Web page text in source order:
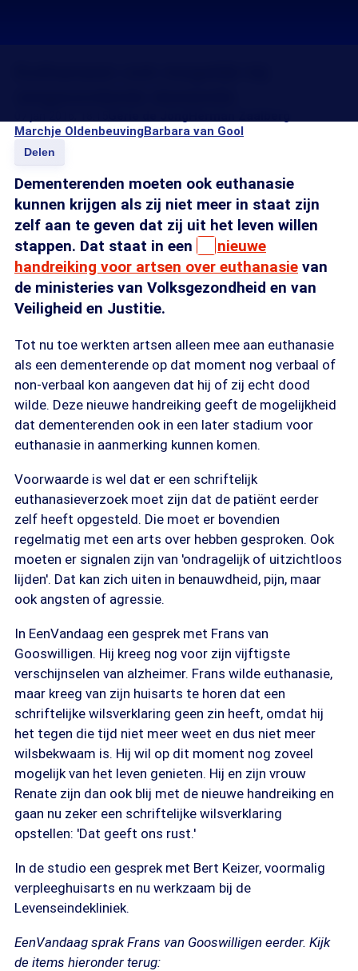
Marchje OldenbeuvingBarbara van Gool
Delen
Dementerenden moeten ook euthanasie
kunnen krijgen als zij niet meer in staat zijn
zelf aan te geven dat zij uit het leven willen
stappen. Dat staat in een
nieuwe
handreiking voor artsen over euthanasie van
de ministeries van Volksgezondheid en van
Veiligheid en Justitie.
Tot nu toe werkten artsen alleen mee aan euthanasie
als een dementerende op dat moment nog verbaal of
non-verbaal kon aangeven dat hij of zij echt dood
wilde. Deze nieuwe handreiking geeft de mogelijkheid
dat dementerenden ook in een later stadium voor
euthanasie in aanmerking kunnen komen.
Voorwaarde is wel dat er een schriftelijk
euthanasieverzoek moet zijn dat de patiënt eerder
zelf heeft opgesteld. Die moet er bovendien
regelmatig met een arts over hebben gesproken. Ook
moeten er signalen zijn van 'ondragelijk of uitzichtloos
lijden'. Dat kan zich uiten in benauwdheid, pijn, maar
ook angsten of agressie.
In EenVandaag een gesprek met Frans van
Gooswilligen. Hij kreeg nog voor zijn vijftigste
verschijnselen van alzheimer. Frans wilde euthanasie,
maar kreeg van zijn huisarts te horen dat een
schriftelijke wilsverklaring geen zin heeft, omdat hij
het tegen die tijd niet meer weet en dus niet meer
wilsbekwaam is. Hij wil op dit moment nog zoveel
mogelijk van het leven genieten. Hij en zijn vrouw
Renate zijn dan ook blij met de nieuwe handreiking en
gaan nu zeker een schriftelijke wilsverklaring
opstellen: 'Dat geeft ons rust.'
In de studio een gesprek met Bert Keizer, voormalig
verpleeghuisarts en nu werkzaam bij de
Levenseindekliniek.
EenVandaag sprak Frans van Gooswilligen eerder. Kijk
de items hieronder terug: